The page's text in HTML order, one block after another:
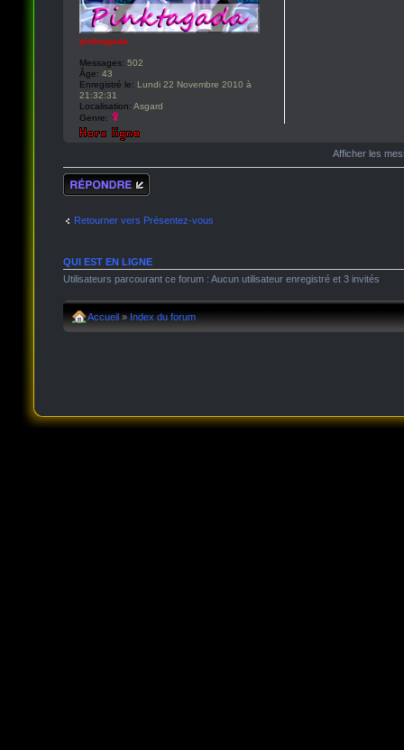
pinktagada
Messages: 502
Âge: 43
Enregistré le: Lundi 22 Novembre 2010 à
21:32:31
Localisation: Asgard
Genre:
Afficher les
Répondre
Retourner vers Présentez-vous
QUI EST EN LIGNE
Utilisateurs parcourant ce forum : Aucun utilisateur enregistré et 3 invités
Accueil » Index du forum